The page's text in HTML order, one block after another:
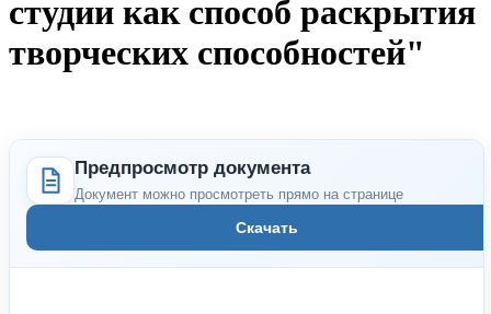
студии как способ раскрытия
творческих способностей"
Предпросмотр документа
Документ можно просмотреть прямо на странице
Скачать